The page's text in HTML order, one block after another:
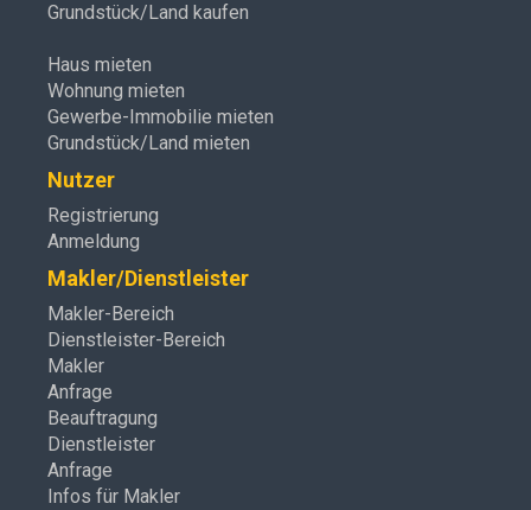
Grundstück/Land kaufen
Haus mieten
Wohnung mieten
Gewerbe-Immobilie mieten
Grundstück/Land mieten
Nutzer
Registrierung
Anmeldung
Makler/Dienstleister
Makler-Bereich
Dienstleister-Bereich
Makler
Anfrage
Beauftragung
Dienstleister
Anfrage
Infos für Makler